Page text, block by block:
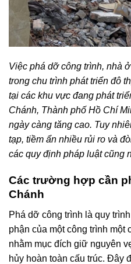
Việc phá dỡ công trình, nhà
trong chu trình phát triển đô
tại các khu vực đang phát
Chánh, Thành phố Hồ Chí
ngày càng tăng cao. Tuy
tạp, tiềm ẩn nhiều rủi ro và
các quy định pháp luật cũng
Các trường hợp cần
Chánh
Phá dỡ công trình là quy
phận của một công trình một
nhằm mục đích giữ nguyên
hủy hoàn toàn cấu trúc. Đây